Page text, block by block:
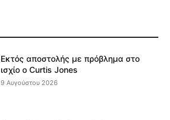
Εκτός αποστολής με πρόβλημα στο
ισχίο ο Curtis Jones
9 Αυγούστου 2026